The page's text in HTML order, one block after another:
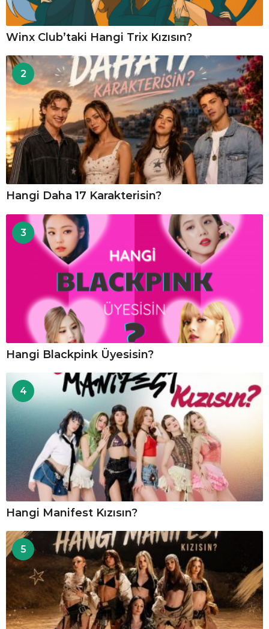
Winx Club’taki Hangi Trix Kızısın?
2
Hangi Daha 17 Karakterisin?
3
Hangi Blackpink Üyesisin?
4
Hangi Manifest Kızısın?
5